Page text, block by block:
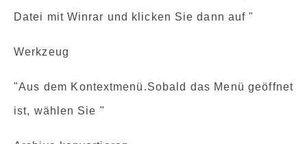
Datei mit Winrar und klicken Sie dann auf "
Werkzeug
"Aus dem Kontextmenü.Sobald das Menü geöffnet
ist, wählen Sie "